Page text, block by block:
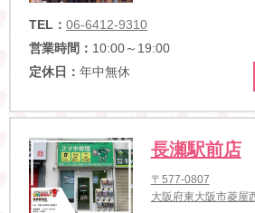
TEL： 06-6412-9310
営業時間： 10:00～19:00
定休日： 年中無休
長瀬駅前店
〒577-0807
大阪府東大阪市菱屋